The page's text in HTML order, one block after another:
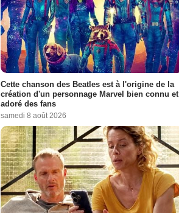
Cette chanson des Beatles est à l'origine de la
création d'un personnage Marvel bien connu et
adoré des fans
samedi 8 août 2026